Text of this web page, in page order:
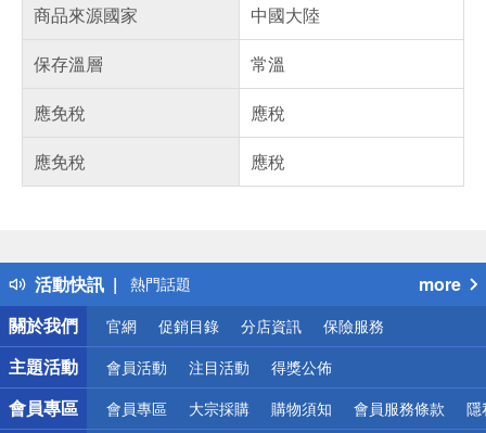
商品來源國家
中國大陸
保存溫層
常溫
應免稅
應稅
應免稅
應稅
活動快訊
得獎公告
熱門話題
銀行優惠
偏遠地區配送
詐騙網頁！請小心！
more
關於我們
官網 促銷目錄 分店資訊 保險服務
主題活動 會員活動 注目活動 得獎公佈
會員專區 會員專區 大宗採購 購物須知 會員服務條款 隱